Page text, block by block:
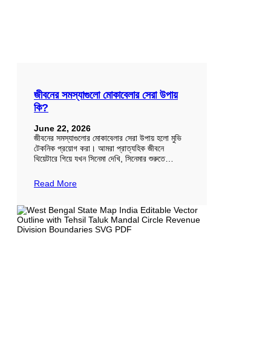
জীবনের সমস্যাগুলো মোকাবেলার সেরা উপায়
কি?
June 22, 2026
জীবনের সমস্যাগুলোর মোকাবেলার সেরা উপায় হলো মুভি
টেকনিক প্রয়োগ করা। আমরা প্রাত্যহিক জীবনে
থিয়েটারে গিয়ে যখন সিনেমা দেখি, সিনেমার শুরুতে…
Read More